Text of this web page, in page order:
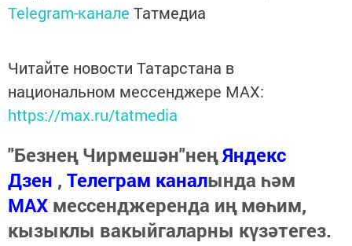
Telegram-канале Татмедиа
Читайте новости Татарстана в
национальном мессенджере MАХ:
https://max.ru/tatmedia
"Безнең Чирмешән"неңЯндекс
Дзен , Телеграм каналында һәм
МАХ мессенджеренда иң мөһим,
кызыклы вакыйгаларны күзәтегез.